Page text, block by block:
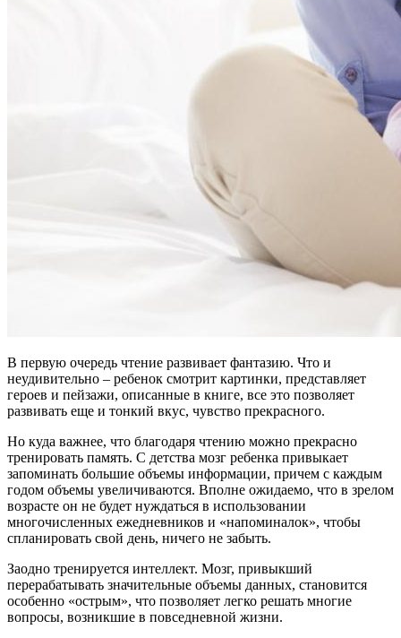
В первую очередь чтение развивает фантазию. Что и
неудивительно – ребенок смотрит картинки, представляет
героев и пейзажи, описанные в книге, все это позволяет
развивать еще и тонкий вкус, чувство прекрасного.
Но куда важнее, что благодаря чтению можно прекрасно
тренировать память. С детства мозг ребенка привыкает
запоминать большие объемы информации, причем с каждым
годом объемы увеличиваются. Вполне ожидаемо, что в зрелом
возрасте он не будет нуждаться в использовании
многочисленных ежедневников и «напоминалок», чтобы
спланировать свой день, ничего не забыть.
Заодно тренируется интеллект. Мозг, привыкший
перерабатывать значительные объемы данных, становится
особенно «острым», что позволяет легко решать многие
вопросы, возникшие в повседневной жизни.